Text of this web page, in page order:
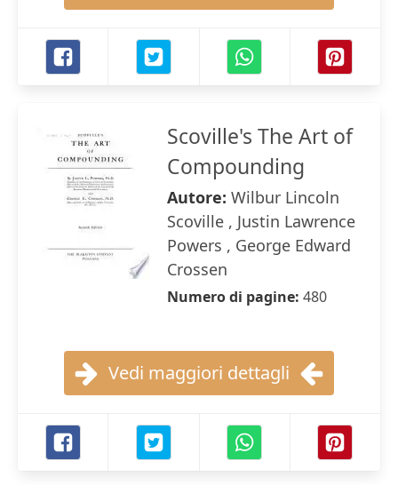
Scoville's The Art of
Compounding
Autore: Wilbur Lincoln
Scoville , Justin Lawrence
Powers , George Edward
Crossen
Numero di pagine: 480
Vedi maggiori dettagli